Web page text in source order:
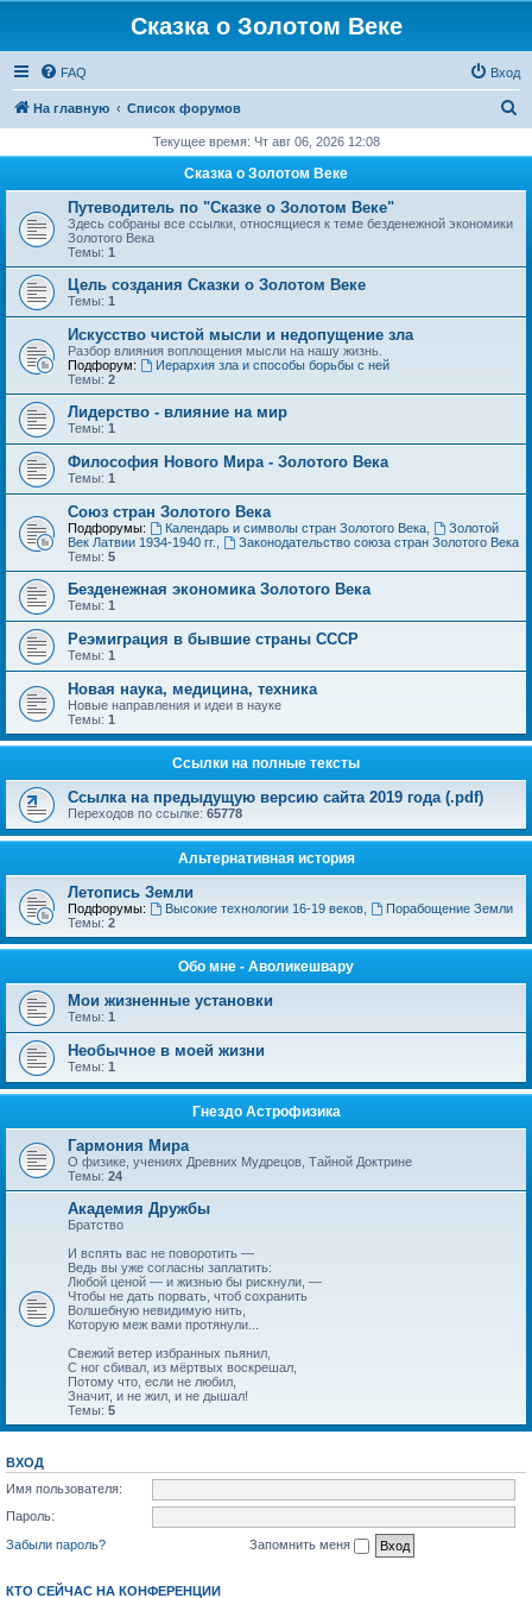
Сказка о Золотом Веке
FAQ Вход
На главную Список форумов
с
Текущее время: Чт авг 06, 2026 12:08
Сказка о Золотом Веке
Путеводитель по "Сказке о Золотом Веке"
Здесь собраны все ссылки, относящиеся к теме безденежной экономики
Золотого Века
Темы: 1
Цель создания Сказки о Золотом Веке
Темы: 1
Искусство чистой мысли и недопущение зла
Разбор влияния воплощения мысли на нашу жизнь.
Подфорум:
Иерархия зла и способы борьбы с ней
Темы: 2
Лидерство - влияние на мир
Темы: 1
Философия Нового Мира - Золотого Века
Темы: 1
Cоюз стран Золотого Века
Подфорумы: Календарь и символы стран Золотого Века,
Золотой
Век Латвии 1934-1940 гг.
Законодательство союза стран Золотого Века
Темы: 5
Безденежная экономика Золотого Века
Темы: 1
Реэмиграция в бывшие страны СССР
Темы: 1
Новая наука, медицина, техника
Новые направления и идеи в науке
Темы: 1
Ссылки на полные тексты
Ссылка на предыдущую версию сайта 2019 года (.pdf)
Переходов по ссылке: 65778
Альтернативная история
Летопись Земли
Подфорумы: Высокие технологии 16-19 веков,
Порабощение Земли
Темы: 2
Обо мне - Аволикешвару
Мои жизненные установки
Темы: 1
Необычное в моей жизни
Темы: 1
Гнездо Астрофизика
Гармония Мира
О физике, учениях Древних Мудрецов, Тайной Доктрине
Темы: 24
Академия Дружбы
Братство
И вспять вас не поворотить —
Ведь вы уже согласны заплатить:
Любой ценой — и жизнью бы рискнули, —
Чтобы не дать порвать, чтоб сохранить
Волшебную невидимую нить,
Которую меж вами протянули...
Свежий ветер избранных пьянил,
С ног сбивал, из мёртвых воскрешал,
Потому что, если не любил,
Значит, и не жил, и не дышал!
Темы: 5
ВХОД
Имя пользователя:
Пароль:
Забыли пароль?
Запомнить меня
КТО СЕЙЧАС НА КОНФЕРЕНЦИИ